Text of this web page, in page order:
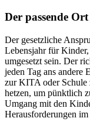
Der passende
Der gesetzliche
Lebensjahr für
umgesetzt sein. Der
jeden Tag ans andere
zur KITA oder Schule
hetzen, um pünktlich
Umgang mit den
Herausforderungen